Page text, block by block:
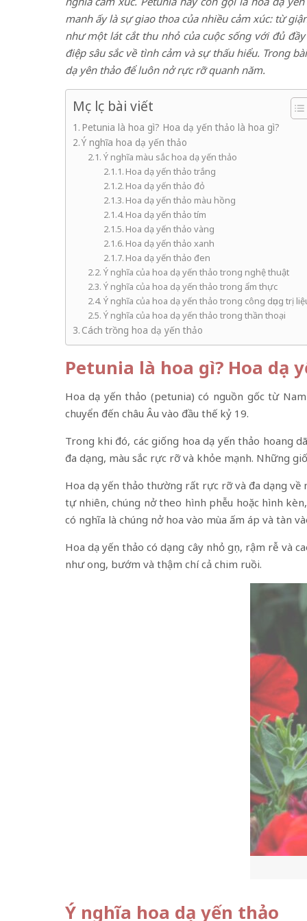
manh ấy là sự giao thoa của nhiều cảm xúc: từ
như một lát cắt thu nhỏ của cuộc sống với đủ
điệp sâu sắc về tình cảm và sự thấu hiểu. Trong
dạ yên thảo để luôn nở rực rỡ quanh năm.
Mục lục bài viết
Petunia là hoa gì? Hoa dạ yến thảo là hoa gì?
Ý nghĩa hoa dạ yến thảo
Ý nghĩa màu sắc hoa dạ yến thảo
Hoa dạ yến thảo trắng
Hoa dạ yến thảo đỏ
Hoa dạ yến thảo màu hồng
Hoa dạ yến thảo tím
Hoa dạ yến thảo vàng
Hoa dạ yến thảo xanh
Hoa dạ yến thảo đen
Ý nghĩa của hoa dạ yến thảo trong nghệ thuật
Ý nghĩa của hoa dạ yến thảo trong ẩm thực
Ý nghĩa của hoa dạ yến thảo trong công dụng trị
Ý nghĩa của hoa dạ yến thảo trong thần thoại
Cách trồng hoa dạ yến thảo
Petunia là hoa gì? Hoa dạ
Hoa dạ yến thảo (petunia) có nguồn gốc từ
chuyển đến châu Âu vào đầu thế kỷ 19.
Trong khi đó, các giống hoa dạ yến thảo hoang
đa dạng, màu sắc rực rỡ và khỏe mạnh. Những
Hoa dạ yến thảo thường rất rực rỡ và đa dạng về
tự nhiên, chúng nở theo hình phễu hoặc hình
có nghĩa là chúng nở hoa vào mùa ấm áp và tàn
Hoa dạ yến thảo có dạng cây nhỏ gọn, rậm rễ và
như ong, bướm và thậm chí cả chim ruồi.
Ý nghĩa hoa dạ yến thảo